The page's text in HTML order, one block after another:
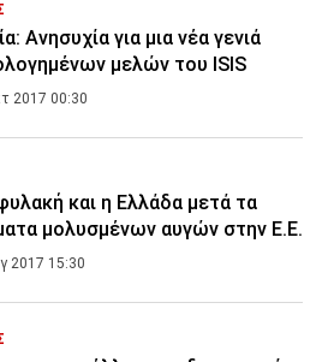
Ανησυχία για μια νέα γενιά
μελών του ISIS
2017 00:30
και η Ελλάδα μετά τα
μολυσμένων αυγών στην Ε.Ε.
2017 15:30